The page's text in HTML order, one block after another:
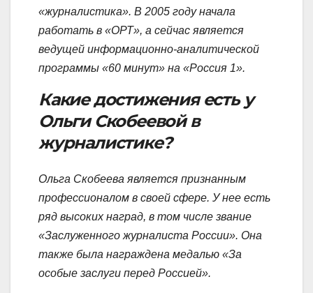
«журналистика». В 2005 году начала
работать в «ОРТ», а сейчас является
ведущей информационно-аналитической
программы «60 минут» на «Россия 1».
Какие достижения есть у
Ольги Скобеевой в
журналистике?
Ольга Скобеева является признанным
профессионалом в своей сфере. У нее есть
ряд высоких наград, в том числе звание
«Заслуженного журналиста России». Она
также была награждена медалью «За
особые заслуги перед Россией».